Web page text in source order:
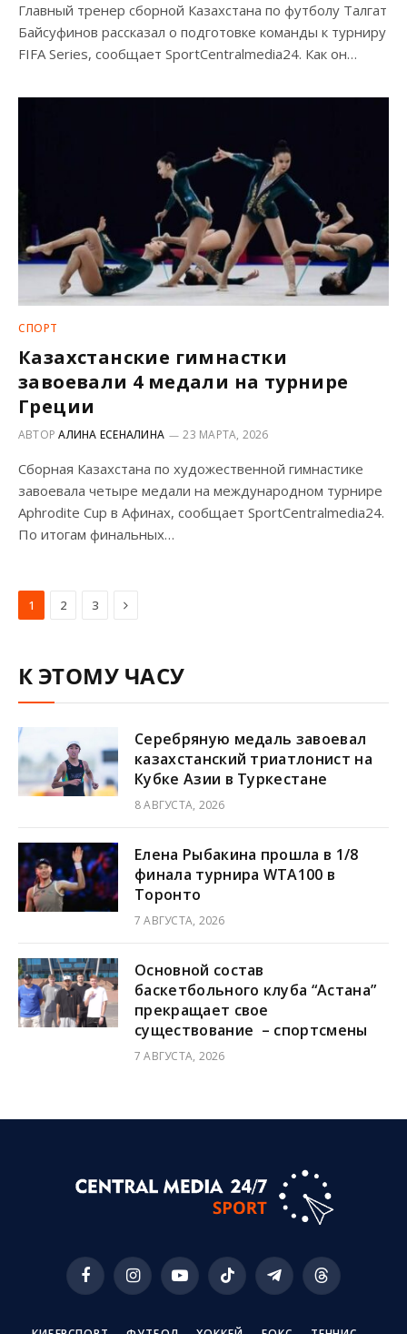
Главный тренер сборной Казахстана по футболу Талгат
Байсуфинов рассказал о подготовке команды к турниру
FIFA Series, сообщает SportCentralmedia24. Как он…
СПОРТ
Казахстанские гимнастки
завоевали 4 медали на турнире
Греции
АВТОРАЛИНА ЕСЕНАЛИНА 23 МАРТА, 2026
Сборная Казахстана по художественной гимнастике
завоевала четыре медали на международном турнире
Aphrodite Cup в Афинах, сообщает SportCentralmedia24.
По итогам финальных…
1 2 3 Next
К ЭТОМУ ЧАСУ
Серебряную медаль завоевал
казахстанский триатлонист на
Кубке Азии в Туркестане
8 АВГУСТА, 2026
Елена Рыбакина прошла в 1/8
финала турнира WTA100 в
Торонто
7 АВГУСТА, 2026
Основной состав
баскетбольного клуба “Астана”
прекращает свое
существование – спортсмены
7 АВГУСТА, 2026
FacebookInstagramYouTubeTikTok TelegramThreads